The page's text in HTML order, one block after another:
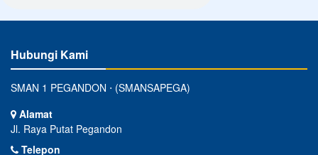
Hubungi Kami
SMAN 1 PEGANDON ⋅ (SMANSAPEGA)
Alamat
Jl. Raya Putat Pegandon
Telepon